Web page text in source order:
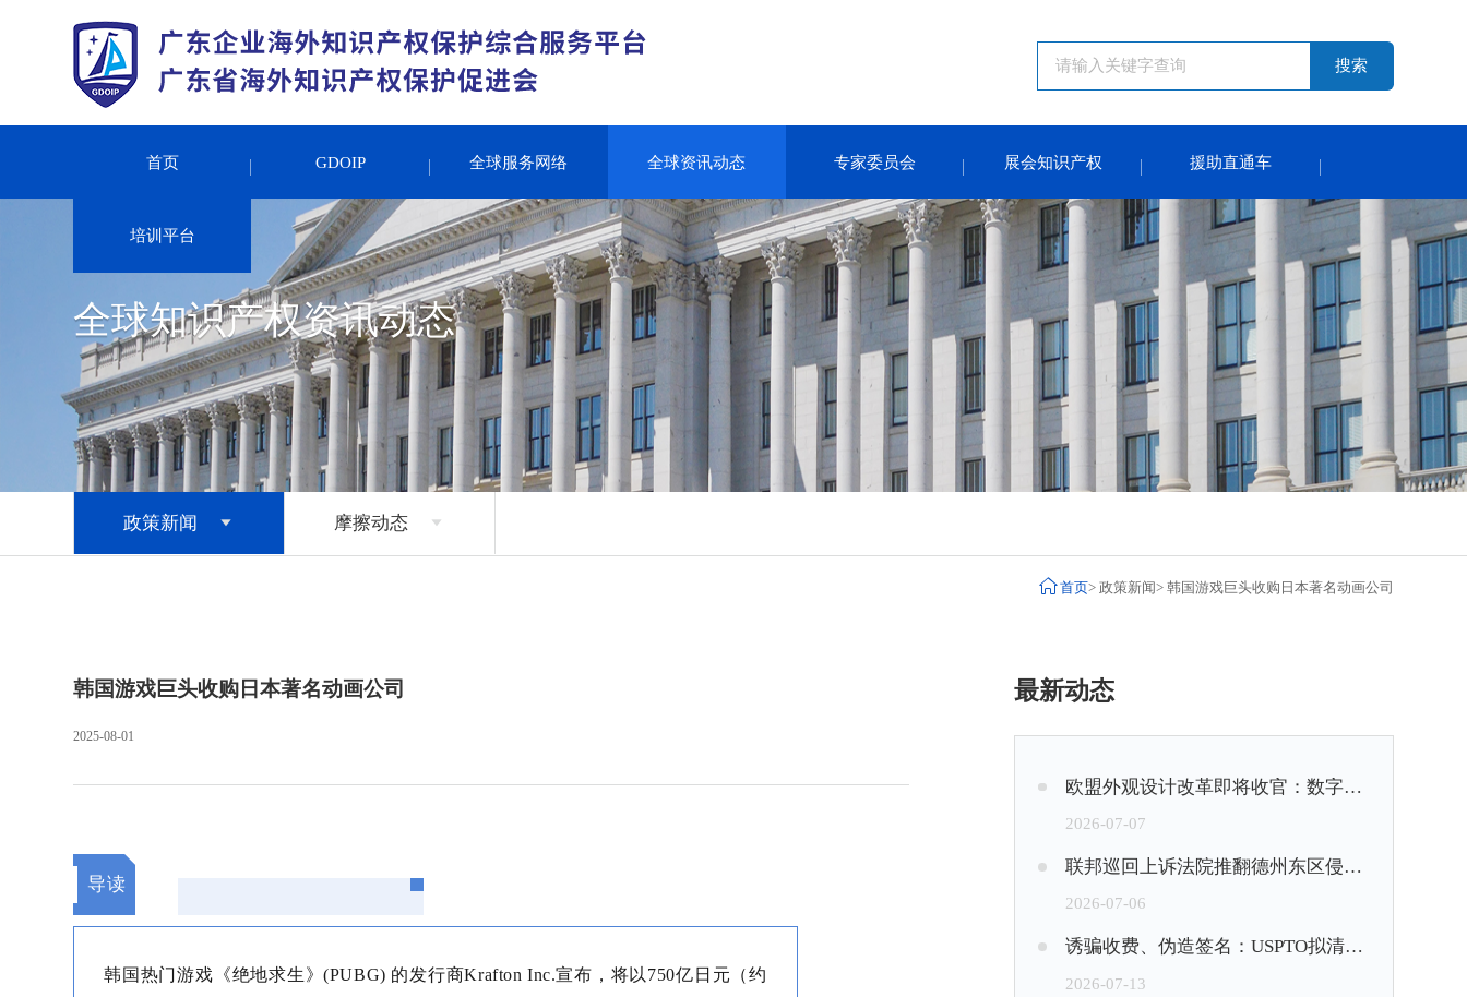
搜索
首页 GDOIP 全球服务网络 全球资讯动态 专家委员会 展会知识产权 援助直通车
培训平台
全球知识产权资讯动态
政策新闻  摩擦动态 
 首页> 政策新闻> 韩国游戏巨头收购日本著名动画公司
韩国游戏巨头收购日本著名动画公司
2025-08-01
导读
韩国热门游戏《绝地求生》(PUBG) 的发行商Krafton Inc.宣布，将以750亿日元（约
最新动态
欧盟外观设计改革即将收官：数字设计保护将于2026年7月全面落地
2026-07-07
联邦巡回上诉法院推翻德州东区侵权与赔偿判决，维持驳回§101专利适格性JMOL动议
2026-07-06
诱骗收费、伪造签名：USPTO拟清理约1.05万件问题商标
2026-07-13